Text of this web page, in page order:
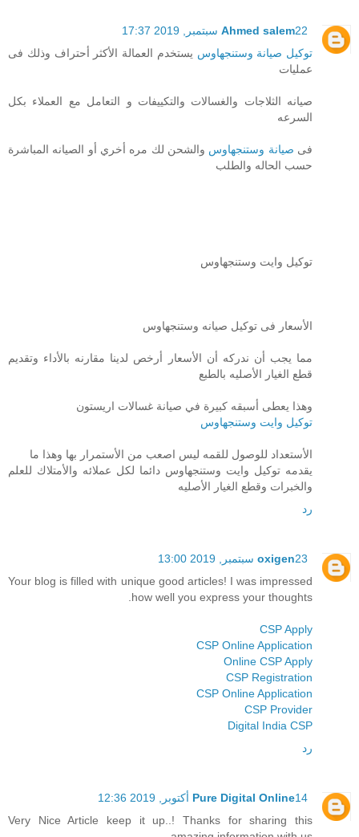
Ahmed salem22 سبتمبر, 2019 17:37
توكيل صيانة وستنجهاوس يستخدم العمالة الأكثر أحتراف وذلك فى
عمليات
صيانه الثلاجات والغسالات والتكييفات و التعامل مع العملاء بكل
السرعه
فى صيانة وستنجهاوس والشحن لك مره أخري أو الصيانه المباشرة
حسب الحاله والطلب
توكيل وايت وستنجهاوس
الأسعار فى توكيل صيانه وستنجهاوس
مما يجب أن ندركه أن الأسعار أرخص لدينا مقارنه بالأداء وتقديم
قطع الغيار الأصليه بالطبع
وهذا يعطى أسبقه كبيرة في صيانة غسالات اريستون
توكيل وايت وستنجهاوس
الأستعداد للوصول للقمه ليس اصعب من الأستمرار بها وهذا ما
يقدمه توكيل وايت وستنجهاوس دائما لكل عملائه والأمتلاك للعلم
والخبرات وقطع الغيار الأصليه
رد
oxigen23 سبتمبر, 2019 13:00
Your blog is filled with unique good articles! I was impressed
how well you express your thoughts.
CSP Apply
CSP Online Application
Online CSP Apply
CSP Registration
CSP Online Application
CSP Provider
Digital India CSP
رد
Pure Digital Online14 أكتوبر, 2019 12:36
Very Nice Article keep it up..! Thanks for sharing this